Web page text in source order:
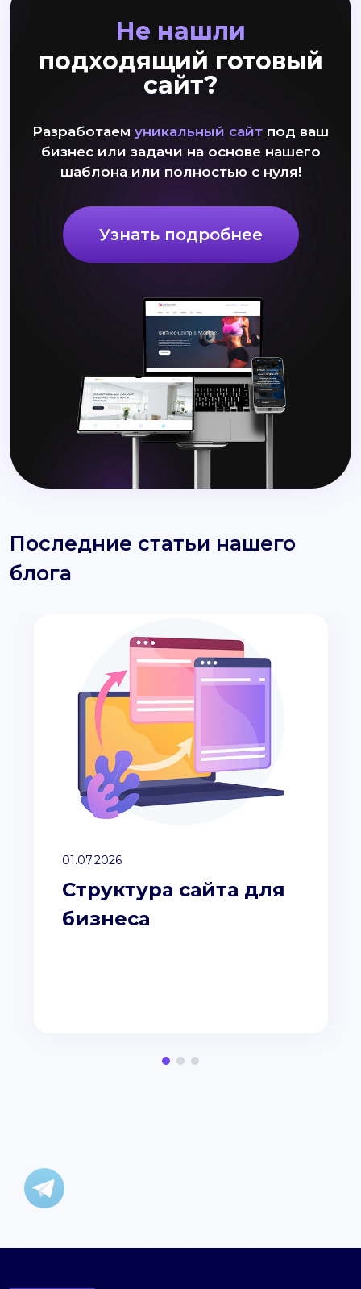
Не нашли
подходящий готовый
сайт?
Разработаем уникальный сайт под ваш
бизнес или задачи на основе нашего
шаблона или полностью с нуля!
Узнать подробнее
Последние статьи нашего
блога
01.07.2026
Структура сайта для
бизнеса